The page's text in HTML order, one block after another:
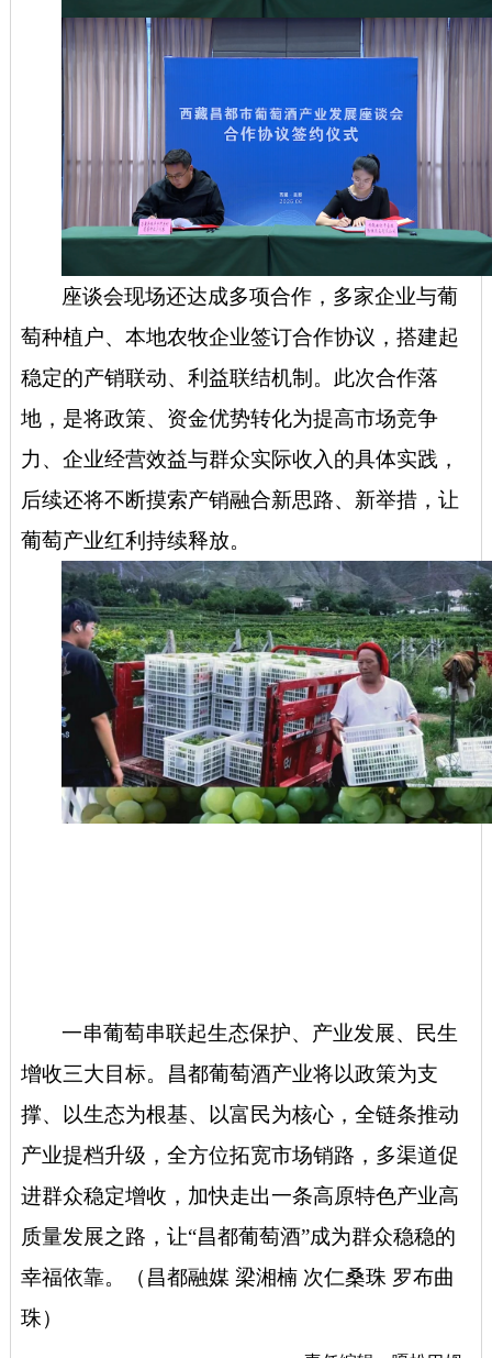
座谈会现场还达成多项合作，多家企业与葡
萄种植户、本地农牧企业签订合作协议，搭建起
稳定的产销联动、利益联结机制。此次合作落
地，是将政策、资金优势转化为提高市场竞争
力、企业经营效益与群众实际收入的具体实践，
后续还将不断摸索产销融合新思路、新举措，让
葡萄产业红利持续释放。
一串葡萄串联起生态保护、产业发展、民生
增收三大目标。昌都葡萄酒产业将以政策为支
撑、以生态为根基、以富民为核心，全链条推动
产业提档升级，全方位拓宽市场销路，多渠道促
进群众稳定增收，加快走出一条高原特色产业高
质量发展之路，让“昌都葡萄酒”成为群众稳稳的
幸福依靠。（昌都融媒 梁湘楠 次仁桑珠 罗布曲
珠）